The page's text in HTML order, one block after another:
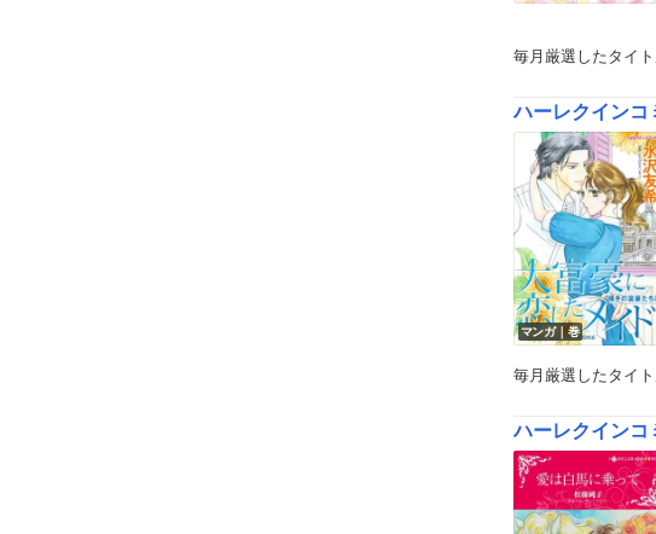
毎月厳選したタイ
ハーレクイン
マンガ｜巻
毎月厳選したタイ
ハーレクイン